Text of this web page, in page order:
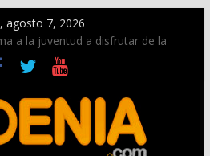
agosto 7, 2026
a la juventud a disfrutar de la
de Dénia más de 50.000 imágenes
ciudad
ambiente la calle Marqués de
la Capitanía Cristiana
reunirá durante agosto a